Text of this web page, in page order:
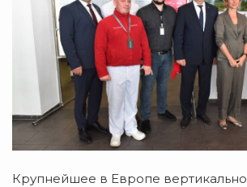
Крупнейшее в Европе вертикально